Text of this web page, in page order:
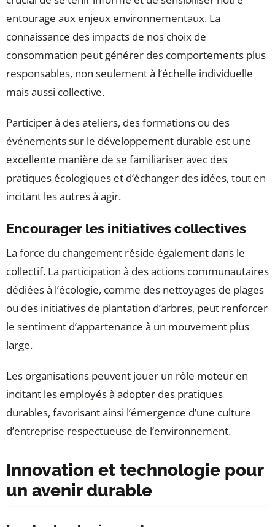
entourage aux enjeux environnementaux. La
connaissance des impacts de nos choix de
consommation peut générer des comportements plus
responsables, non seulement à l’échelle individuelle
mais aussi collective.
Participer à des ateliers, des formations ou des
événements sur le développement durable est une
excellente manière de se familiariser avec des
pratiques écologiques et d’échanger des idées, tout en
incitant les autres à agir.
Encourager les initiatives collectives
La force du changement réside également dans le
collectif. La participation à des actions communautaires
dédiées à l’écologie, comme des nettoyages de plages
ou des initiatives de plantation d’arbres, peut renforcer
le sentiment d’appartenance à un mouvement plus
large.
Les organisations peuvent jouer un rôle moteur en
incitant les employés à adopter des pratiques
durables, favorisant ainsi l’émergence d’une culture
d’entreprise respectueuse de l’environnement.
Innovation et technologie pour
un avenir durable